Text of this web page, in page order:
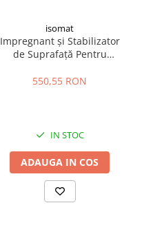
isomat
Impregnant și Stabilizator
de Suprafață Pentru
550,55 RON
IN STOC
ADAUGA IN COS